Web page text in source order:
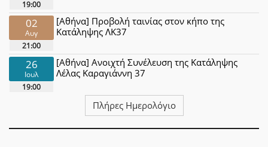
19:00
02
Αυγ
21:00
[Αθήνα] Προβολή ταινίας στον κήπο της
Κατάληψης ΛΚ37
26
Ιουλ
19:00
[Αθήνα] Ανοιχτή Συνέλευση της Κατάληψης
Λέλας Καραγιάννη 37
Πλήρες Ημερολόγιο